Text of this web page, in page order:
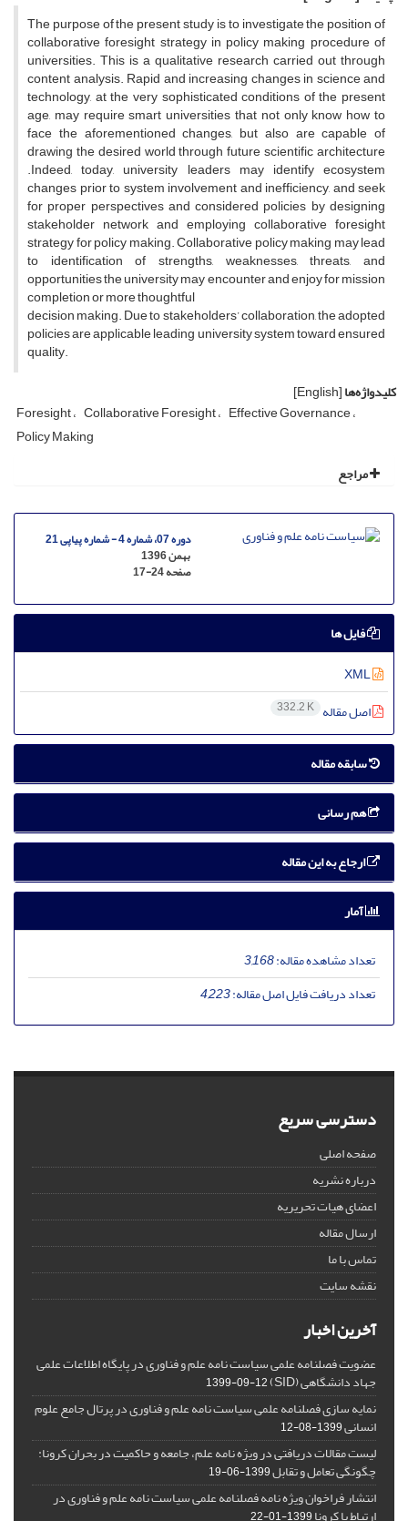
The purpose of the present study is to investigate the position of
collaborative foresight strategy in policy making procedure of
universities. This is a qualitative research carried out through
content analysis. Rapid and increasing changes in science and
technology, at the very sophisticated conditions of the present
age, may require smart universities that not only know how to
face the aforementioned changes, but also are capable of
drawing the desired world through future scientific architecture
.Indeed, today, university leaders may identify ecosystem
changes prior to system involvement and inefficiency, and seek
for proper perspectives and considered policies by designing
stakeholder network and employing collaborative foresight
strategy for policy making. Collaborative policy making may lead
to identification of strengths, weaknesses, threats, and
opportunities the university may encounter and enjoy for mission
completion or more thoughtful
decision making. Due to stakeholders’ collaboration, the adopted
policies are applicable leading university system toward ensured
quality.
کلیدواژه‌ها[English]
Foresight Collaborative Foresight Effective Governance
Policy Making
مراجع
دوره 07، شماره 4 - شماره پیاپی 21
بهمن 1396
صفحه17-24
فایل ها
اصل مقاله 332.2 K
سابقه مقاله
هم رسانی
ارجاع به این مقاله
آمار
تعداد مشاهده مقاله:3,168
تعداد دریافت فایل اصل مقاله:4,223
دسترسی سریع
صفحه اصلی
درباره نشریه
اعضای هیات تحریریه
ارسال مقاله
تماس با ما
نقشه سایت
آخرین اخبار
عضویت فصلنامه علمی سیاست نامه علم و فناوری در پایگاه اطلاعات علمی
جهاد دانشگاهی (SID) 1399-09-12
نمایه سازی فصلنامه علمی سیاست نامه علم و فناوری در پرتال جامع علوم
انسانی1399-08-12
لیست مقالات دریافتی در ویژه نامه علم، جامعه و حاکمیت در بحران کرونا:
چگونگی تعامل و تقابل1399-06-19
انتشار فراخوان ویژه‏ نامه فصلنامه علمی سیاست نامه علم و فناوری در
ارتباط با کرونا1399-01-22